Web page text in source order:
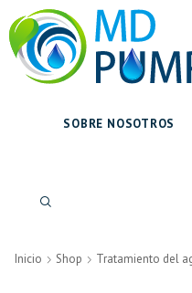
SOBRE NOSOTROS
Inicio Shop Tratamiento del